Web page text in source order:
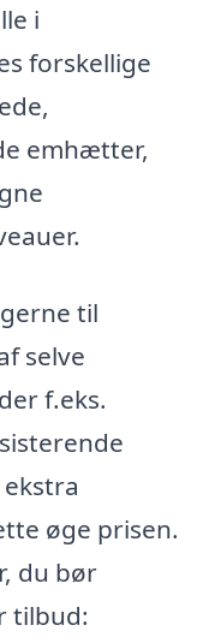
i
forskellige
emhætter,
til
selve
f.eks.
øge prisen.
du bør
tilbud: